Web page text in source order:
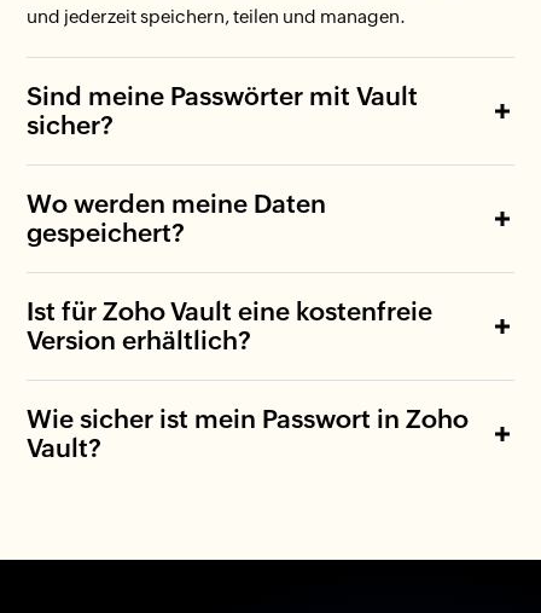
und jederzeit speichern, teilen und managen.
Sind meine Passwörter mit Vault
sicher?
Wo werden meine Daten
gespeichert?
Ist für Zoho Vault eine kostenfreie
Version erhältlich?
Wie sicher ist mein Passwort in Zoho
Vault?